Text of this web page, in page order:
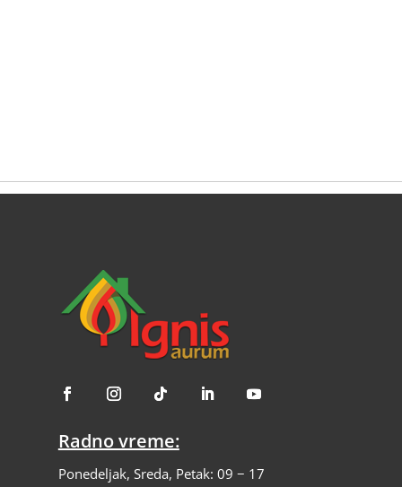
Radno vreme:
Ponedeljak, Sreda, Petak: 09 − 17